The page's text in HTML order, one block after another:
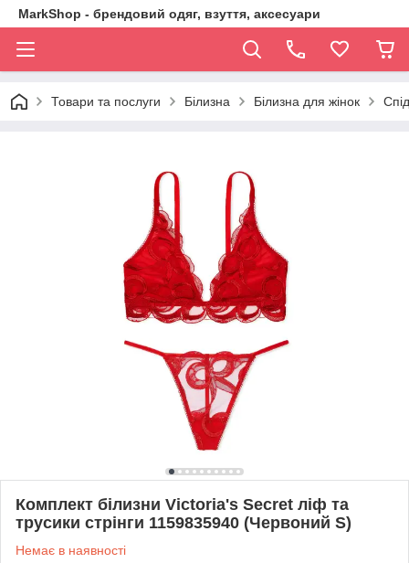
MarkShop - брендовий одяг, взуття, аксесуари
Товари та послуги Білизна Білизна для жінок
Комплект білизни Victoria's Secret ліф та
трусики стрінги 1159835940 (Червоний S)
Немає в наявності